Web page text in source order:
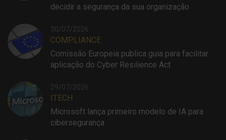
decidir a segurança da sua organização
30/07/2026
COMPLIANCE
Comissão Europeia publica guia para facilitar
aplicação do Cyber Resilience Act
29/07/2026
ITECH
Microsoft lança primeiro modelo de IA para
cibersegurança